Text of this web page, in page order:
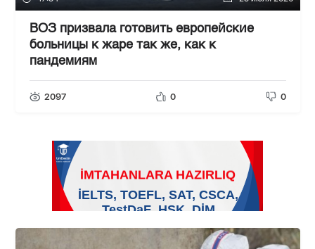
ВОЗ призвала готовить европейские
больницы к жаре так же, как к
пандемиям
2097 0 0